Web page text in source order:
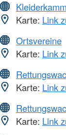
Karte: Link
Ortsvereine
Karte: Link
Karte: Link
Karte: Link